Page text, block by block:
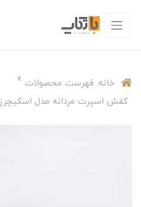
خانه فهرست محصولات
کفش اسپرت مردانه مدل اسکیچرز